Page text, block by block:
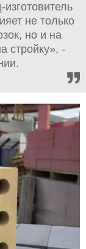
изготовитель
не только
но и на
стройку», -